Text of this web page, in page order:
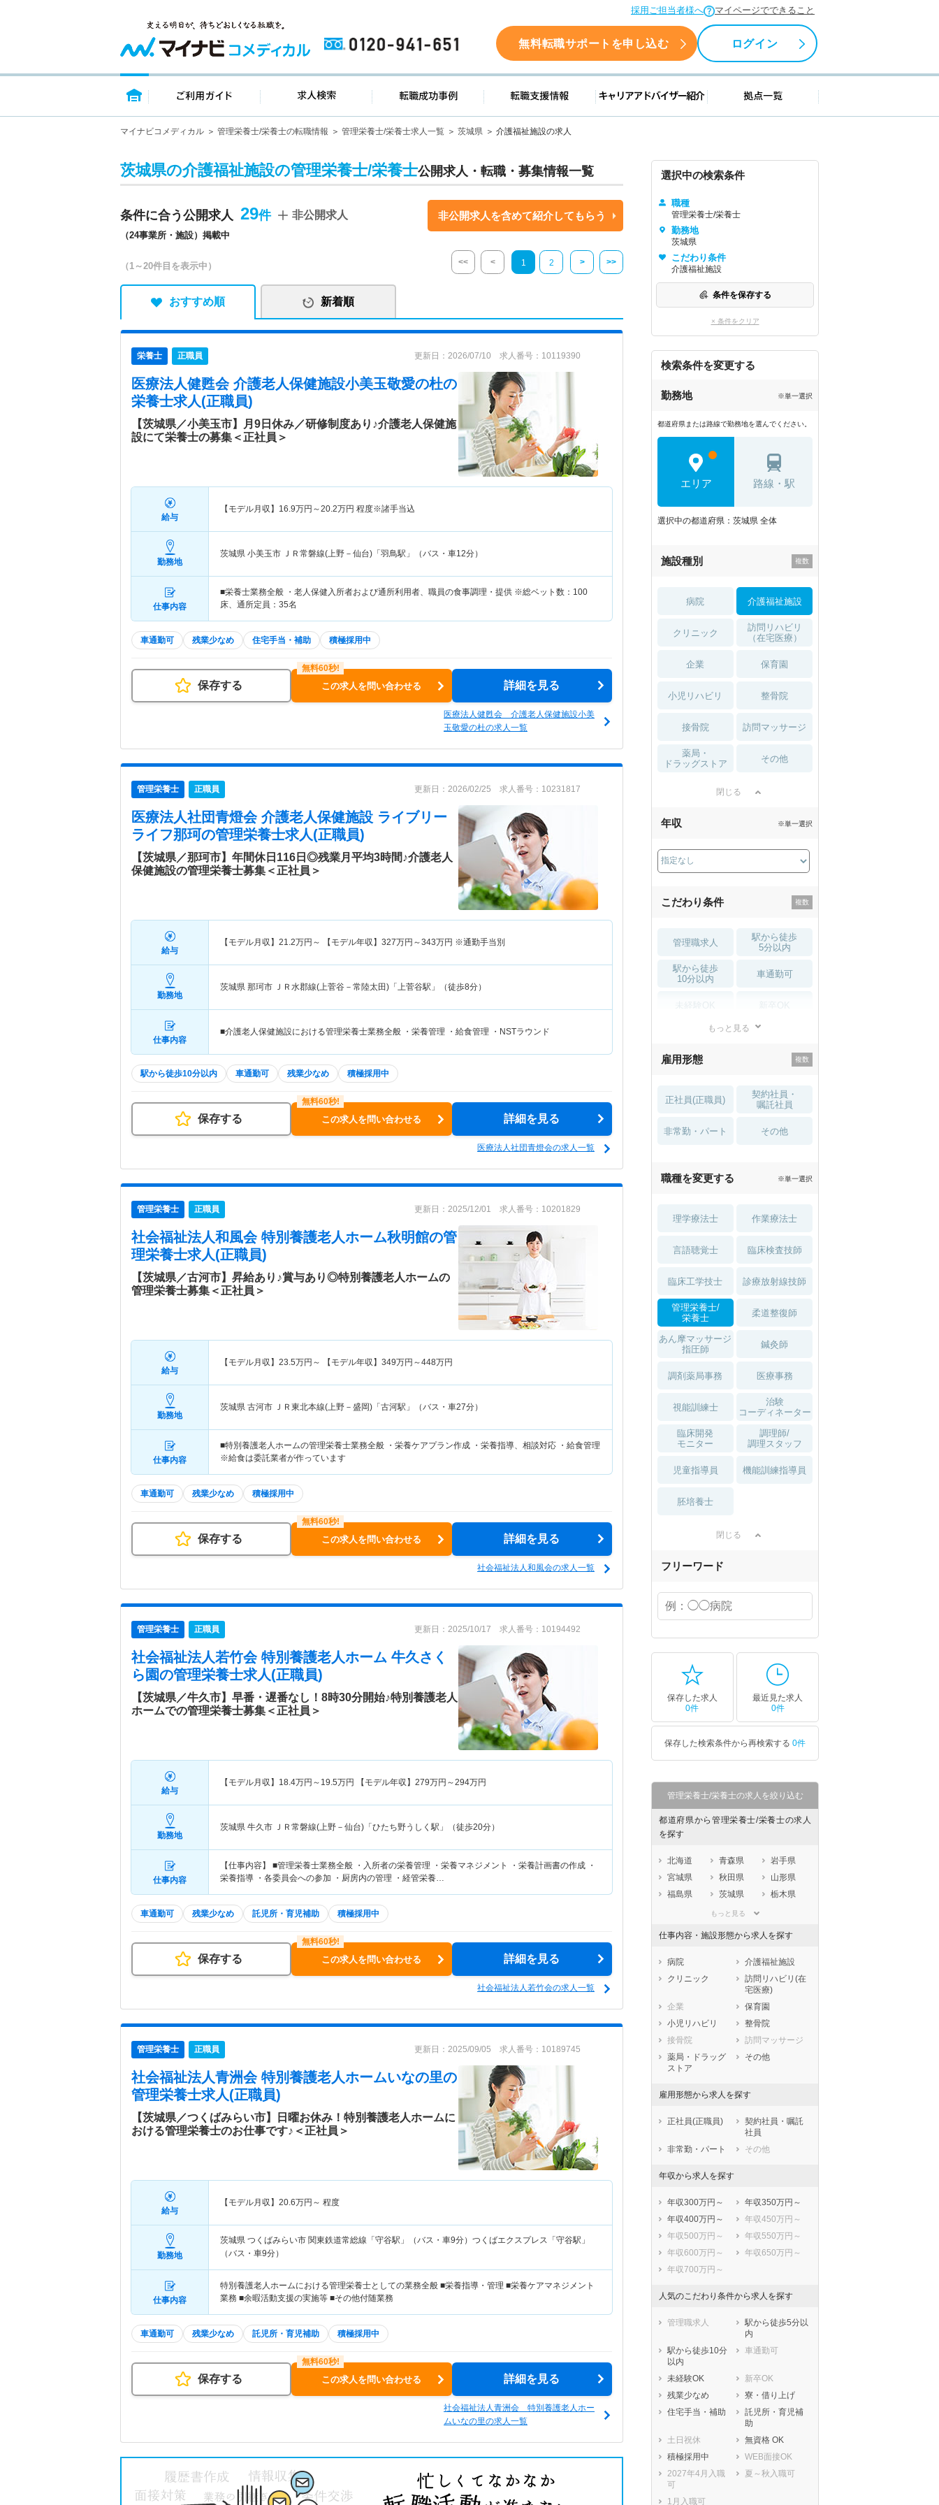
採用ご担当者様へ マイページでできること
0120-941-651 無料転職サポートを申し込む ログイン
トップページ ご利用ガイド 求人検索 転職成功事例 転職支援情報 キャリアアドバイザー紹介 拠点一覧
マイナビコメディカル 管理栄養士/栄養士の転職情報 管理栄養士/栄養士求人一覧 茨城県 介護福祉施設の求人
茨城県の介護福祉施設の管理栄養士/栄養士公開求人・転職・募集情報一覧
条件に合う公開求人 29
（24事業所・施設）掲載中
非公開求人 非公開求人を含めて紹介してもらう
（1～20件目を表示中） << < 1 2 > >>
おすすめ順 新着順
栄養士 正職員 更新日：2026/07/10 求人番号：10119390
医療法人健甦会 介護老人保健施設小美玉敬愛の杜の
栄養士求人(正職員)
【茨城県／小美玉市】月9日休み／研修制度あり♪介護老人保健施
設にて栄養士の募集＜正社員＞
給与
【モデル月収】 16.9万円～20.2万円 程度※諸手当込
勤務地
茨城県 小美玉市 ＪＲ常磐線(上野－仙台)「羽鳥駅」（バス・車12分）
仕事内容
■栄養士業務全般 ・老人保健入所者および通所利用者、職員の食事調理・提供 ※総ベット数：100
床、通所定員：35名
車通勤可 残業少なめ 住宅手当・補助 積極採用中
保存する この求人を問い合わせる 詳細を見る
医療法人健甦会 介護老人保健施設小美
玉敬愛の杜の求人一覧
管理栄養士 正職員 更新日：2026/02/25 求人番号：10231817
医療法人社団青燈会 介護老人保健施設 ライブリー
ライフ那珂の管理栄養士求人(正職員)
【茨城県／那珂市】年間休日116日◎残業月平均3時間♪介護老人
保健施設の管理栄養士募集＜正社員＞
給与
【モデル月収】 21.2万円～ 【モデル年収】 327万円～343万円 ※通勤手当別
勤務地
茨城県 那珂市 ＪＲ水郡線(上菅谷－常陸太田)「上菅谷駅」（徒歩8分）
仕事内容
■介護老人保健施設における管理栄養士業務全般 ・栄養管理 ・給食管理 ・NSTラウンド
駅から徒歩10分以内 車通勤可 残業少なめ 積極採用中
保存する この求人を問い合わせる 詳細を見る
医療法人社団青燈会の求人一覧
管理栄養士 正職員 更新日：2025/12/01 求人番号：10201829
社会福祉法人和風会 特別養護老人ホーム秋明館の管
理栄養士求人(正職員)
【茨城県／古河市】昇給あり♪賞与あり◎特別養護老人ホームの
管理栄養士募集＜正社員＞
給与
【モデル月収】 23.5万円～ 【モデル年収】 349万円～448万円
勤務地
茨城県 古河市 ＪＲ東北本線(上野－盛岡)「古河駅」（バス・車27分）
仕事内容
■特別養護老人ホームの管理栄養士業務全般 ・栄養ケアプラン作成 ・栄養指導、相談対応 ・給食管理
※給食は委託業者が作っています
車通勤可 残業少なめ 積極採用中
保存する この求人を問い合わせる 詳細を見る
社会福祉法人和風会の求人一覧
管理栄養士 正職員 更新日：2025/10/17 求人番号：10194492
社会福祉法人若竹会 特別養護老人ホーム 牛久さく
ら園の管理栄養士求人(正職員)
【茨城県／牛久市】早番・遅番なし！8時30分開始♪特別養護老人
ホームでの管理栄養士募集＜正社員＞
給与
【モデル月収】 18.4万円～ 19.5万円 【モデル年収】 279万円～294万円
勤務地
茨城県 牛久市 ＪＲ常磐線(上野－仙台)「ひたち野うしく駅」（徒歩20分）
仕事内容
【仕事内容】 ■管理栄養士業務全般 ・入所者の栄養管理 ・栄養マネジメント ・栄養計画書の作成 ・
栄養指導 ・各委員会への参加 ・厨房内の管理 ・経管栄養…
車通勤可 残業少なめ 託児所・育児補助 積極採用中
保存する この求人を問い合わせる 詳細を見る
社会福祉法人若竹会の求人一覧
管理栄養士 正職員 更新日：2025/09/05 求人番号：10189745
社会福祉法人青洲会 特別養護老人ホームいなの里の
管理栄養士求人(正職員)
【茨城県／つくばみらい市】日曜お休み！特別養護老人ホームに
おける管理栄養士のお仕事です♪＜正社員＞
給与
【モデル月収】 20.6万円～ 程度
勤務地
茨城県 つくばみらい市 関東鉄道常総線「守谷駅」（バス・車9分）つくばエクスプレス「守谷駅」
（バス・車9分）
仕事内容
特別養護老人ホームにおける管理栄養士としての業務全般 ■栄養指導・管理 ■栄養ケアマネジメント
業務 ■余暇活動支援の実施等 ■その他付随業務
車通勤可 残業少なめ 託児所・育児補助 積極採用中
保存する この求人を問い合わせる 詳細を見る
社会福祉法人青洲会 特別養護老人ホー
ムいなの里の求人一覧
選択中の検索条件
職種
管理栄養士/栄養士
勤務地
茨城県
こだわり条件
介護福祉施設
条件を保存する
× 条件をクリア
検索条件を変更する
勤務地 ※単一選択
都道府県または路線で勤務地を選んでください。
エリア 路線・駅
選択中の都道府県：茨城県 全体
施設種別
病院 介護福祉施設
クリニック
訪問リハビリ
（在宅医療）
企業 保育園
小児リハビリ 整骨院
接骨院 訪問マッサージ
薬局・
ドラッグストア
その他
閉じる
年収 ※単一選択
こだわり条件
管理職求人
駅から徒歩
5分以内
駅から徒歩
10分以内
車通勤可
住宅手当・補助
土日祝休 無資格 OK
積極採用中 WEB面接OK
もっと見る
雇用形態
正社員(正職員)
契約社員・
嘱託社員
非常勤・パート その他
職種を変更する ※単一選択
理学療法士 作業療法士
言語聴覚士 臨床検査技師
臨床工学技士 診療放射線技師
管理栄養士/
栄養士
柔道整復師
あん摩マッサージ
指圧師
鍼灸師
調剤薬局事務 医療事務
視能訓練士
治験
コーディネーター
臨床開発
モニター
調理師/
調理スタッフ
児童指導員 機能訓練指導員
胚培養士
閉じる
フリーワード
保存した求人
0件
最近見た求人
0件
保存した検索条件から再検索する 0件
管理栄養士/栄養士の求人を絞り込む
都道府県から管理栄養士/栄養士の求人
を探す
北海道 青森県
岩手県
宮城県
秋田県
山形県
福島県
茨城県
栃木県
埼玉県
石川県
福井県
岐阜県
静岡県
愛知県
三重県
大阪府
兵庫県
奈良県
鳥取県
島根県
広島県
山口県
徳島県
香川県
愛媛県
熊本県
大分県
もっと見る
仕事内容・施設形態から求人を探す
病院
介護福祉施設
クリニック
訪問リハビリ(在
宅医療)
企業
保育園
小児リハビリ
整骨院
接骨院
訪問マッサージ
薬局・ドラッグ
ストア
その他
雇用形態から求人を探す
正社員(正職員)
契約社員・嘱託
社員
非常勤・パート
その他
年収から求人を探す
年収300万円～
年収350万円～
年収400万円～
年収450万円～
年収500万円～
年収550万円～
年収600万円～
年収650万円～
年収700万円～
人気のこだわり条件から求人を探す
管理職求人
駅から徒歩5分以
内
駅から徒歩10分
以内
車通勤可
未経験OK
新卒OK
残業少なめ
寮・借り上げ
住宅手当・補助
託児所・育児補
助
土日祝休
無資格 OK
積極採用中
WEB面接OK
2027年4月入職
可
夏～秋入職可
1月入職可